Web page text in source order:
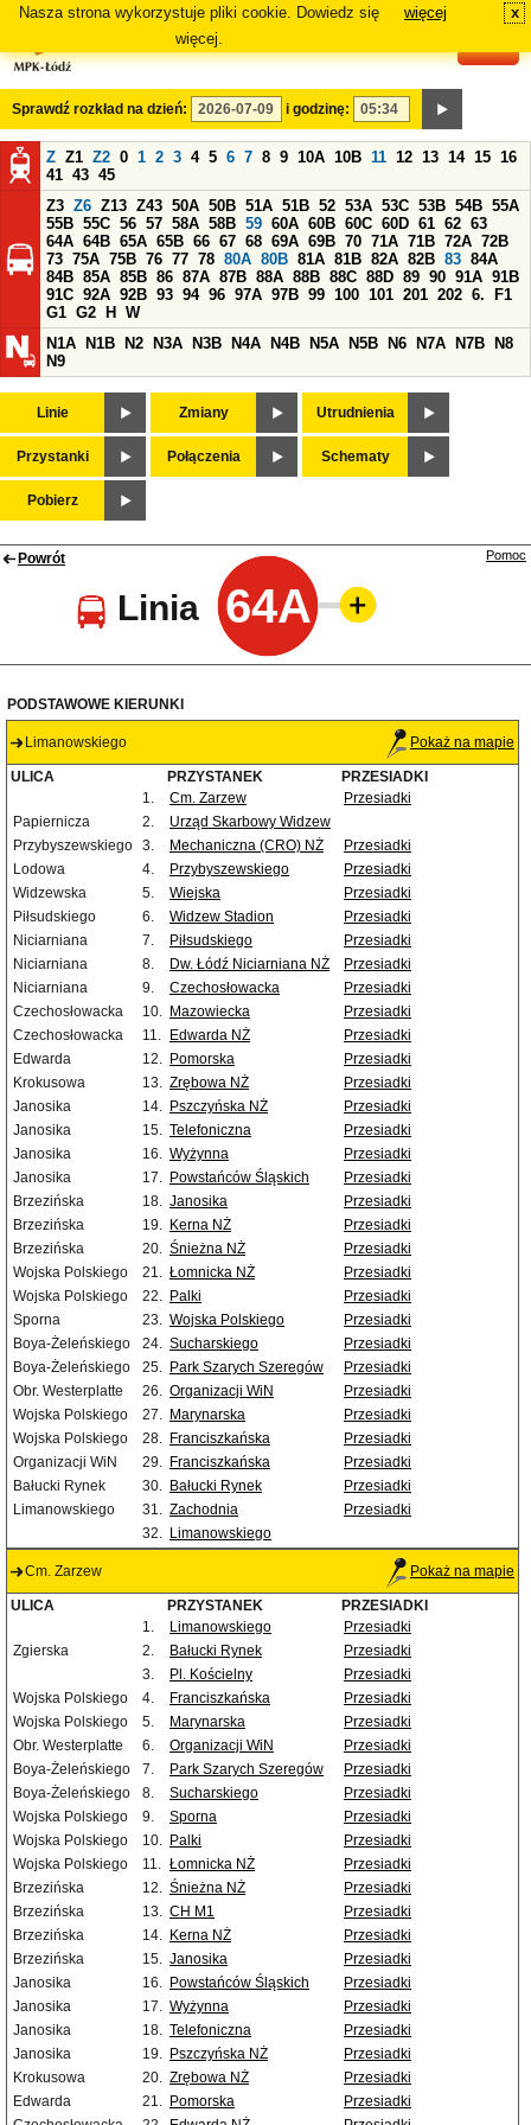
Nasza strona wykorzystuje pliki cookie. Dowiedz się
więcej.
więcej x
Sprawdź rozkład na dzień: i godzinę:
Z Z1 Z2 0 1 2 3 4 5 6 7 8 9 10A 10B 11 12 13 14 15 16
41 43 45
Z3 Z6 Z13 Z43 50A 50B 51A 51B 52 53A 53C 53B 54B 55A
55B 55C 56 57 58A 58B 59 60A 60B 60C 60D 61 62 63
64A 64B 65A 65B 66 67 68 69A 69B 70 71A 71B 72A 72B
73 75A 75B 76 77 78 80A 80B 81A 81B 82A 82B 83 84A
84B 85A 85B 86 87A 87B 88A 88B 88C 88D 89 90 91A 91B
91C 92A 92B 93 94 96 97A 97B 99 100 101 201 202 6.
F1
G1 G2 H
W
N1A
N1B N2 N3A N3B N4A N4B N5A N5B N6 N7A N7B
N8
N9
Linie Zmiany Utrudnienia
Przystanki Połączenia Schematy
Pobierz
Powrót
Linia 64A
Pomoc
PODSTAWOWE KIERUNKI
Limanowskiego Pokaż na mapie
ULICA PRZYSTANEK
PRZESIADKI
1.
Cm. Zarzew
Przesiadki
Papiernicza
2.
Urząd Skarbowy Widzew
Przybyszewskiego 3. Mechaniczna (CRO) NŻ
Przesiadki
Lodowa
4. Przybyszewskiego
Przesiadki
Widzewska
5. Wiejska
Przesiadki
Piłsudskiego
6. Widzew Stadion
Przesiadki
Niciarniana
7. Piłsudskiego
Przesiadki
Niciarniana
8. Dw. Łódź Niciarniana NŻ
Przesiadki
Niciarniana
9. Czechosłowacka
Przesiadki
Czechosłowacka
10. Mazowiecka
Przesiadki
Czechosłowacka
11. Edwarda NŻ
Przesiadki
Edwarda
12. Pomorska
Przesiadki
Krokusowa
13. Zrębowa NŻ
Przesiadki
Janosika
14. Pszczyńska NŻ
Przesiadki
Janosika
15. Telefoniczna
Przesiadki
Janosika
16. Wyżynna
Przesiadki
Janosika
17. Powstańców Śląskich
Przesiadki
Brzezińska
18. Janosika
Przesiadki
Brzezińska
19. Kerna NŻ
Przesiadki
Brzezińska
20. Śnieżna NŻ
Przesiadki
Wojska Polskiego
21. Łomnicka NŻ
Przesiadki
Wojska Polskiego
22. Palki
Przesiadki
Sporna
23. Wojska Polskiego
Przesiadki
Boya-Żeleńskiego
24. Sucharskiego
Przesiadki
Boya-Żeleńskiego
25. Park Szarych Szeregów
Przesiadki
Obr. Westerplatte
26. Organizacji WiN
Przesiadki
Wojska Polskiego
27. Marynarska
Przesiadki
Wojska Polskiego
28. Franciszkańska
Przesiadki
Organizacji WiN
29. Franciszkańska
Przesiadki
Bałucki Rynek
30. Bałucki Rynek
Przesiadki
Limanowskiego
31. Zachodnia
Przesiadki
32. Limanowskiego
Cm. Zarzew Pokaż na mapie
ULICA PRZYSTANEK
PRZESIADKI
1.
Limanowskiego
Przesiadki
Zgierska
2. Bałucki Rynek
Przesiadki
3.
Pl. Kościelny
Przesiadki
Wojska Polskiego
4. Franciszkańska
Przesiadki
Wojska Polskiego
5. Marynarska
Przesiadki
Obr. Westerplatte
6. Organizacji WiN
Przesiadki
Boya-Żeleńskiego
7. Park Szarych Szeregów
Przesiadki
Boya-Żeleńskiego
8. Sucharskiego
Przesiadki
Wojska Polskiego
9. Sporna
Przesiadki
Wojska Polskiego
10. Palki
Przesiadki
Wojska Polskiego
11. Łomnicka NŻ
Przesiadki
Brzezińska
12. Śnieżna NŻ
Przesiadki
Brzezińska
13. CH M1
Przesiadki
Brzezińska
14. Kerna NŻ
Przesiadki
Brzezińska
15. Janosika
Przesiadki
Janosika
16. Powstańców Śląskich
Przesiadki
Janosika
17. Wyżynna
Przesiadki
Janosika
18. Telefoniczna
Przesiadki
Janosika
19. Pszczyńska NŻ
Przesiadki
Krokusowa
20. Zrębowa NŻ
Przesiadki
Edwarda
21. Pomorska
Przesiadki